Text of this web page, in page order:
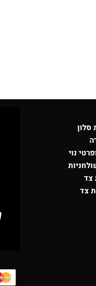
סלון
נוי
צד
צד